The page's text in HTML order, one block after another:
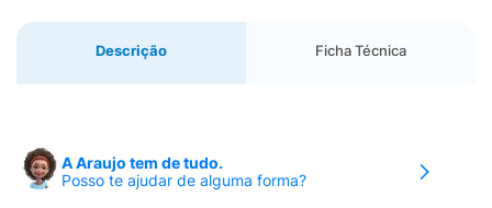
Descrição Ficha Técnica
A Araujo tem de tudo.
Posso te ajudar de alguma forma?